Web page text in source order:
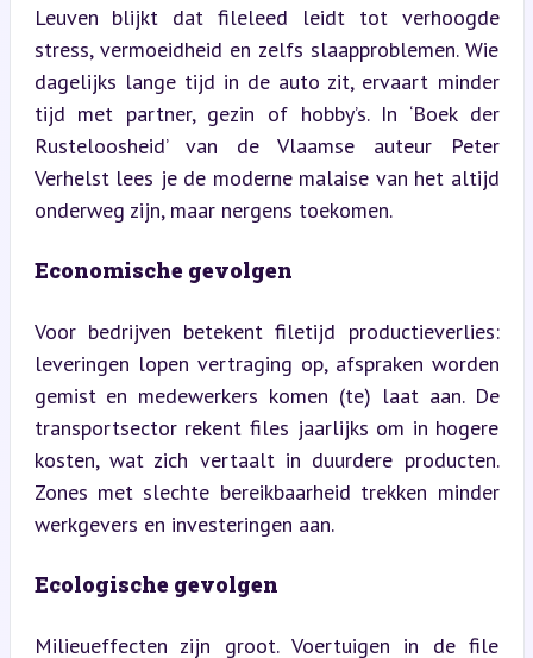
Leuven blijkt dat fileleed leidt tot verhoogde
stress, vermoeidheid en zelfs slaapproblemen. Wie
dagelijks lange tijd in de auto zit, ervaart minder
tijd met partner, gezin of hobby’s. In ‘Boek der
Rusteloosheid’ van de Vlaamse auteur Peter
Verhelst lees je de moderne malaise van het altijd
onderweg zijn, maar nergens toekomen.
Economische gevolgen
Voor bedrijven betekent filetijd productieverlies:
leveringen lopen vertraging op, afspraken worden
gemist en medewerkers komen (te) laat aan. De
transportsector rekent files jaarlijks om in hogere
kosten, wat zich vertaalt in duurdere producten.
Zones met slechte bereikbaarheid trekken minder
werkgevers en investeringen aan.
Ecologische gevolgen
Milieueffecten zijn groot. Voertuigen in de file